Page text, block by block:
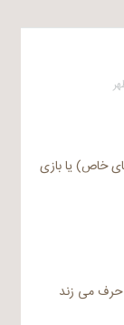
خاص) یا بازی
حرف می زند